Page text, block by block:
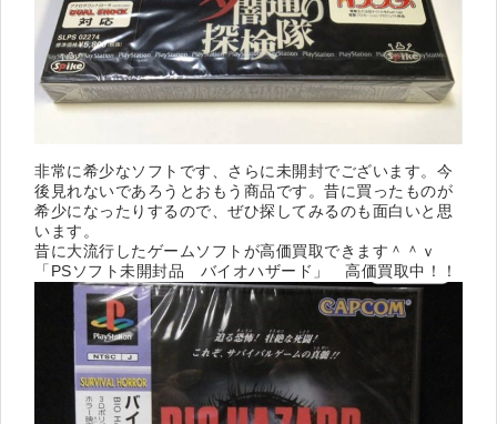
非常に希少なソフトです、さらに未開封でございます。今
後見れないであろうとおもう商品です。昔に買ったものが
希少になったりするので、ぜひ探してみるのも面白いと思
います。
昔に大流行したゲームソフトが高価買取できます＾＾ｖ
「PSソフト未開封品 バイオハザード」 高価買取中！！